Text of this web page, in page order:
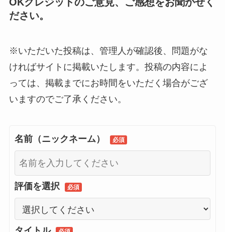
OKクレジットのご意見、ご感想をお聞かせく
ださい。
※いただいた投稿は、管理人が確認後、問題がな
ければサイトに掲載いたします。投稿の内容によ
っては、掲載までにお時間をいただく場合がござ
いますのでご了承ください。
名前（ニックネーム） 必須
評価を選択 必須